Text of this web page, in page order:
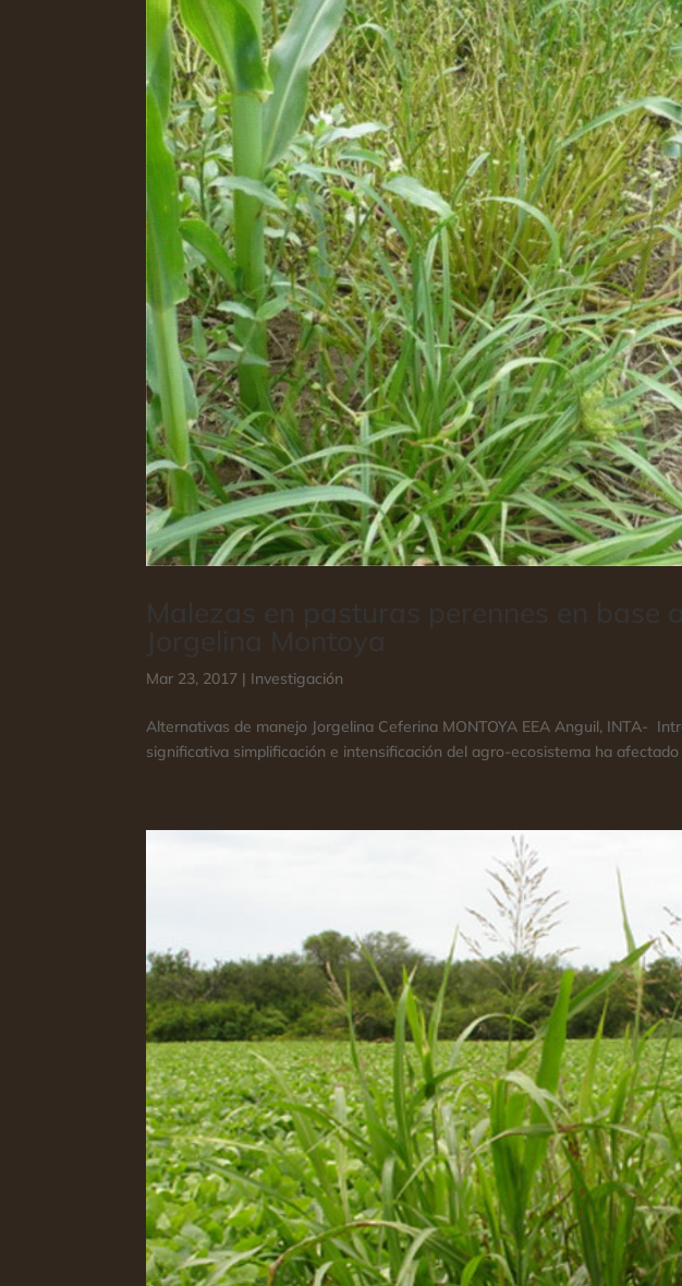
Mar 23, 2017 | Investigación
Alternativas de manejo Jorgelina Ceferina MONTOYA EEA Anguil,
significativa simplificación e intensificación del agro-ecosistema ha